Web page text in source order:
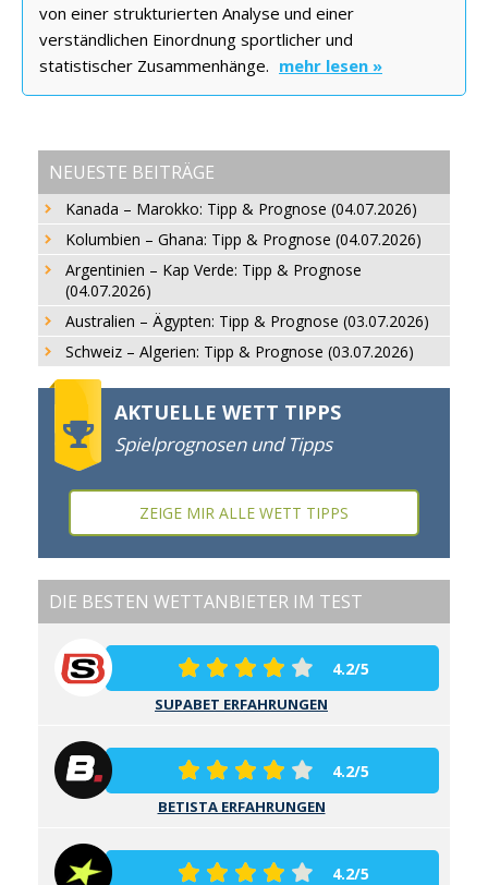
von einer strukturierten Analyse und einer
verständlichen Einordnung sportlicher und
statistischer Zusammenhänge. mehr lesen »
NEUESTE BEITRÄGE
Kanada – Marokko: Tipp & Prognose (04.07.2026)
Kolumbien – Ghana: Tipp & Prognose (04.07.2026)
Argentinien – Kap Verde: Tipp & Prognose
(04.07.2026)
Australien – Ägypten: Tipp & Prognose (03.07.2026)
Schweiz – Algerien: Tipp & Prognose (03.07.2026)
AKTUELLE WETT TIPPS
Spielprognosen und Tipps
ZEIGE MIR ALLE WETT TIPPS
DIE BESTEN WETTANBIETER IM TEST
4.2/5
SUPABET ERFAHRUNGEN
4.2/5
BETISTA ERFAHRUNGEN
4.2/5